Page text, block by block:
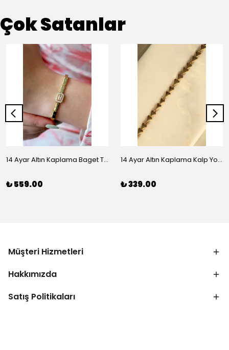
Çok Satanlar
14 Ayar Altın Kaplama Baget Taşlı Vip Bileklik
₺ 559.00
14 Ayar Altın Kaplama Kalp Yolu Bileklik
₺ 339.00
Müşteri Hizmetleri
Hakkımızda
Satış Politikaları